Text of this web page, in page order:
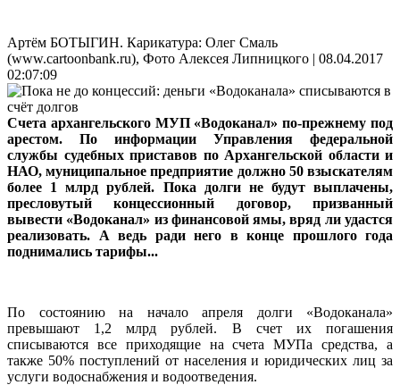
Артём БОТЫГИН. Карикатура: Олег Смаль
(www.cartoonbank.ru), Фото Алексея Липницкого | 08.04.2017
02:07:09
Счета архангельского МУП «Водоканал» по-прежнему под
арестом. По информации Управления федеральной
службы судебных приставов по Архангельской области и
НАО, муниципальное предприятие должно 50 взыскателям
более 1 млрд рублей. Пока долги не будут выплачены,
пресловутый концессионный договор, призванный
вывести «Водоканал» из финансовой ямы, вряд ли удастся
реализовать. А ведь ради него в конце прошлого года
поднимались тарифы...
По состоянию на начало апреля долги «Водоканала»
превышают 1,2 млрд рублей. В счет их погашения
списываются все приходящие на счета МУПа средства, а
также 50% поступлений от населения и юридических лиц за
услуги водоснабжения и водоотведения.